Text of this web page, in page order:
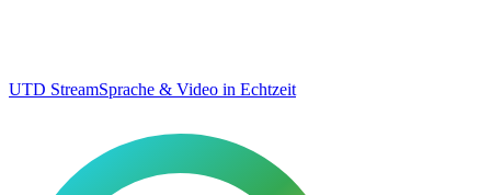
UTD StreamSprache & Video in Echtzeit